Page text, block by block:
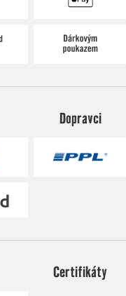
Dopravci
Certifikáty